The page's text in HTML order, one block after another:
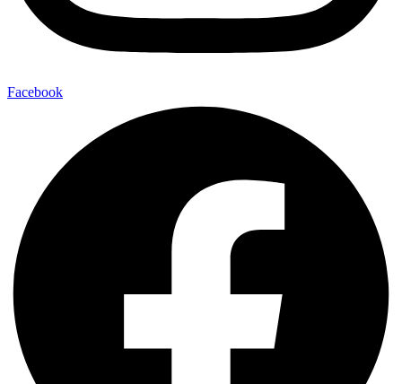
Facebook